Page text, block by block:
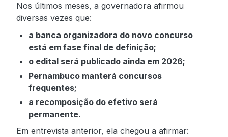
Nos últimos meses, a governadora afirmou
diversas vezes que:
a banca organizadora do novo concurso
está em fase final de definição;
o edital será publicado ainda em 2026;
Pernambuco manterá concursos
frequentes;
a recomposição do efetivo será
permanente.
Em entrevista anterior, ela chegou a afirmar: